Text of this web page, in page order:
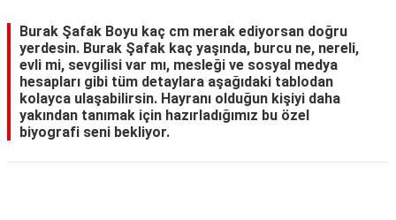
Burak Şafak Boyu kaç cm merak ediyorsan doğru
yerdesin. Burak Şafak kaç yaşında, burcu ne, nereli,
evli mi, sevgilisi var mı, mesleği ve sosyal medya
hesapları gibi tüm detaylara aşağıdaki tablodan
kolayca ulaşabilirsin. Hayranı olduğun kişiyi daha
yakından tanımak için hazırladığımız bu özel
biyografi seni bekliyor.